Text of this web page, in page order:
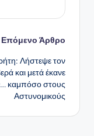
Επόμενο Άρθρο
Λήστεψε τον
και μετά έκανε
καμπόσο στους
Αστυνομικούς